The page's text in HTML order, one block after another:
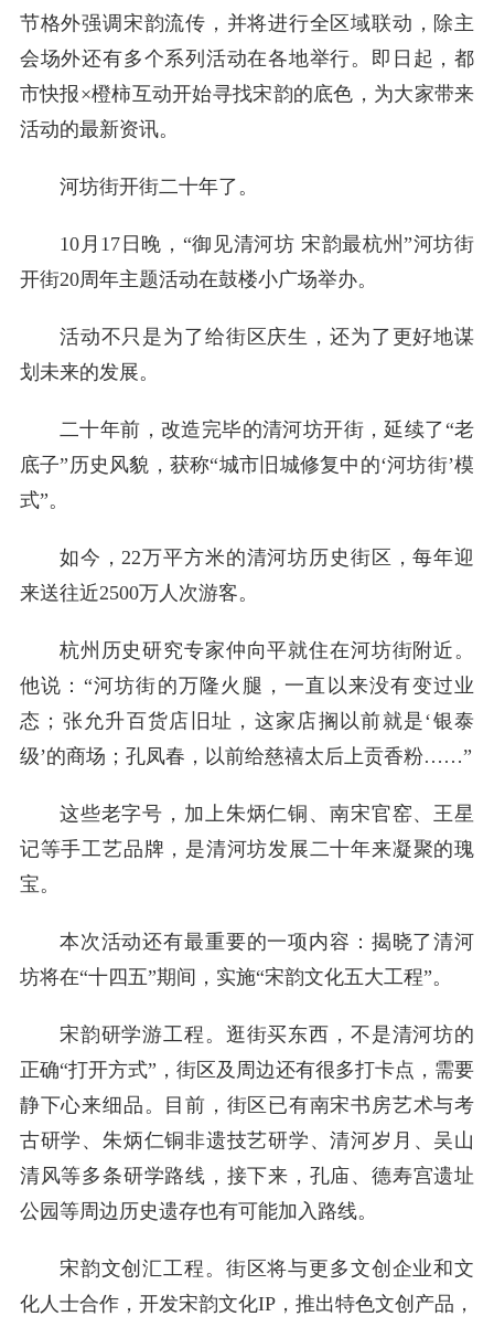
节格外强调宋韵流传，并将进行全区域联动，除主
会场外还有多个系列活动在各地举行。即日起，都
市快报×橙柿互动开始寻找宋韵的底色，为大家带来
活动的最新资讯。
河坊街开街二十年了。
10月17日晚，“御见清河坊 宋韵最杭州”河坊街
开街20周年主题活动在鼓楼小广场举办。
活动不只是为了给街区庆生，还为了更好地谋
划未来的发展。
二十年前，改造完毕的清河坊开街，延续了“老
底子”历史风貌，获称“城市旧城修复中的‘河坊街’模
式”。
如今，22万平方米的清河坊历史街区，每年迎
来送往近2500万人次游客。
杭州历史研究专家仲向平就住在河坊街附近。
他说：“河坊街的万隆火腿，一直以来没有变过业
态；张允升百货店旧址，这家店搁以前就是‘银泰
级’的商场；孔凤春，以前给慈禧太后上贡香粉……”
这些老字号，加上朱炳仁铜、南宋官窑、王星
记等手工艺品牌，是清河坊发展二十年来凝聚的瑰
宝。
本次活动还有最重要的一项内容：揭晓了清河
坊将在“十四五”期间，实施“宋韵文化五大工程”。
宋韵研学游工程。逛街买东西，不是清河坊的
正确“打开方式”，街区及周边还有很多打卡点，需要
静下心来细品。目前，街区已有南宋书房艺术与考
古研学、朱炳仁铜非遗技艺研学、清河岁月、吴山
清风等多条研学路线，接下来，孔庙、德寿宫遗址
公园等周边历史遗存也有可能加入路线。
宋韵文创汇工程。街区将与更多文创企业和文
化人士合作，开发宋韵文化IP，推出特色文创产品，